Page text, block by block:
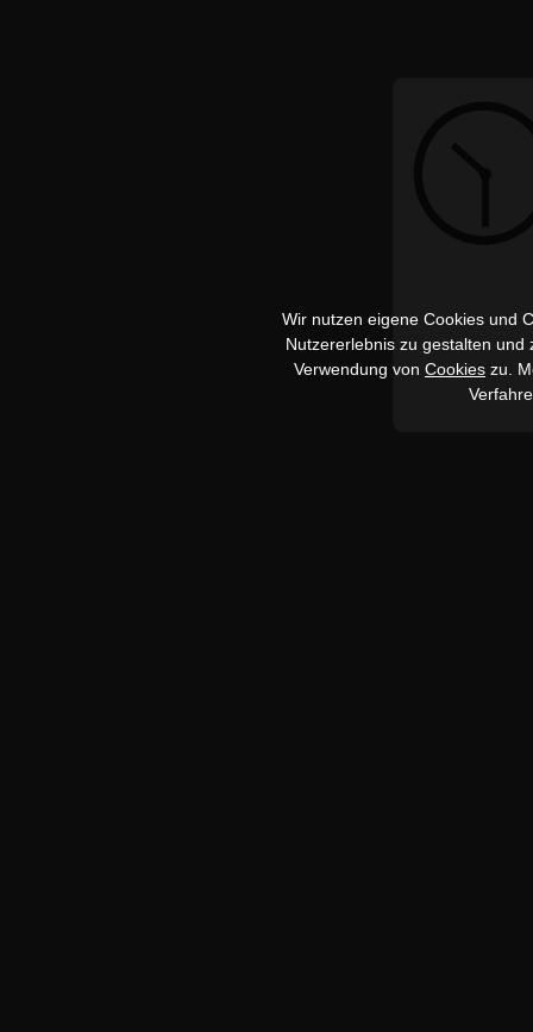
Wir nutzen eigene Cookies und
Nutzererlebnis zu gestalten
Verwendung von Cookies zu.